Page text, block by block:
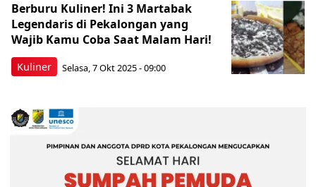
Kuliner
Berburu Kuliner! Ini 3 Martabak
Legendaris di Pekalongan yang
Wajib Kamu Coba Saat Malam Hari!
Selasa, 7 Okt 2025 - 09:00